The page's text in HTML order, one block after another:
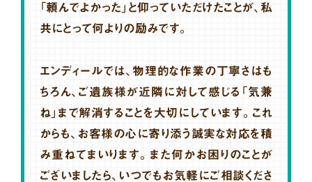
「頼んでよかった」と仰っていただけたことが、私
共にとって何よりの励みです。
エンディールでは、物理的な作業の丁寧さはも
ちろん、ご遺族様が近隣に対して感じる「気兼
ね」まで解消することを大切にしています。これ
からも、お客様の心に寄り添う誠実な対応を積
み重ねてまいります。また何かお困りのことが
ございましたら、いつでもお気軽にご相談くださ